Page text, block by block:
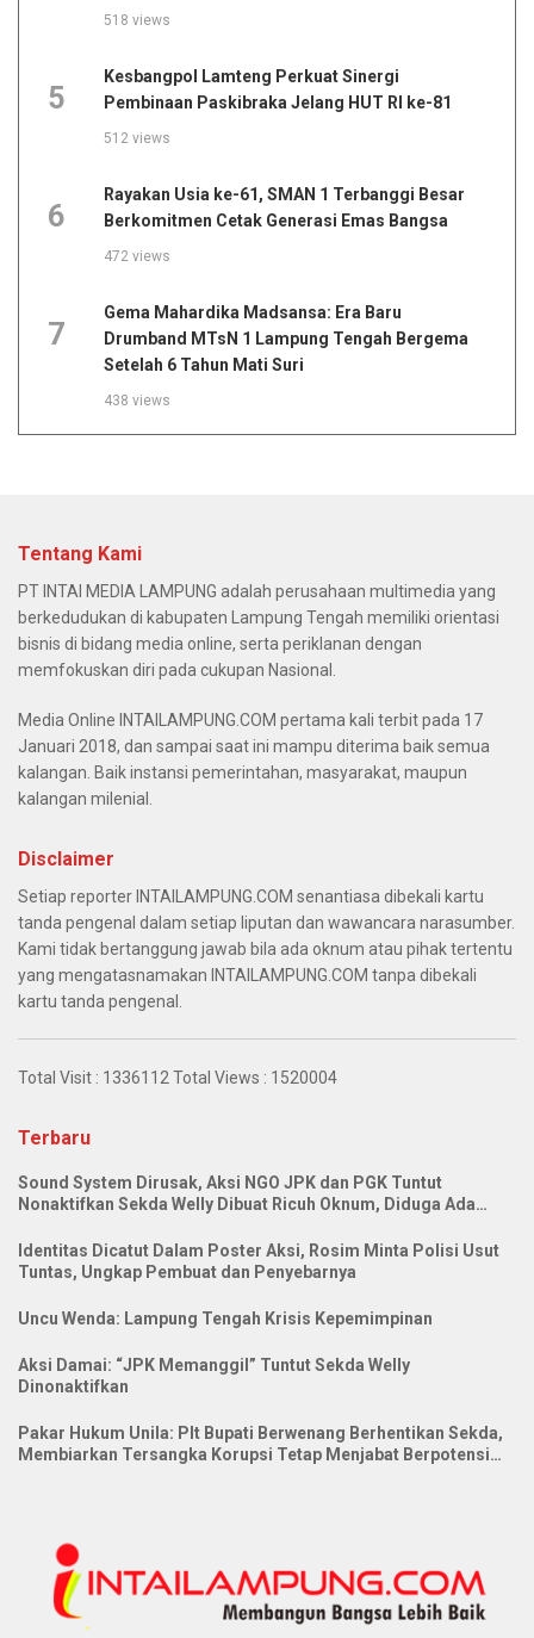
518 views
5
Kesbangpol Lamteng Perkuat Sinergi
Pembinaan Paskibraka Jelang HUT RI ke-81
512 views
6
Rayakan Usia ke-61, SMAN 1 Terbanggi Besar
Berkomitmen Cetak Generasi Emas Bangsa
472 views
7
Gema Mahardika Madsansa: Era Baru
Drumband MTsN 1 Lampung Tengah Bergema
Setelah 6 Tahun Mati Suri
438 views
Tentang Kami
PT INTAI MEDIA LAMPUNG adalah perusahaan multimedia yang
berkedudukan di kabupaten Lampung Tengah memiliki orientasi
bisnis di bidang media online, serta periklanan dengan
memfokuskan diri pada cukupan Nasional.
Media Online INTAILAMPUNG.COM pertama kali terbit pada 17
Januari 2018, dan sampai saat ini mampu diterima baik semua
kalangan. Baik instansi pemerintahan, masyarakat, maupun
kalangan milenial.
Disclaimer
Setiap reporter INTAILAMPUNG.COM senantiasa dibekali kartu
tanda pengenal dalam setiap liputan dan wawancara narasumber.
Kami tidak bertanggung jawab bila ada oknum atau pihak tertentu
yang mengatasnamakan INTAILAMPUNG.COM tanpa dibekali
kartu tanda pengenal.
Total Visit : 1336112 Total Views : 1520004
Terbaru
Sound System Dirusak, Aksi NGO JPK dan PGK Tuntut
Nonaktifkan Sekda Welly Dibuat Ricuh Oknum, Diduga Ada
Identitas Dicatut Dalam Poster Aksi, Rosim Minta Polisi Usut
Tuntas, Ungkap Pembuat dan Penyebarnya
Uncu Wenda: Lampung Tengah Krisis Kepemimpinan
Aksi Damai: “JPK Memanggil” Tuntut Sekda Welly
Dinonaktifkan
Pakar Hukum Unila: Plt Bupati Berwenang Berhentikan Sekda,
Membiarkan Tersangka Korupsi Tetap Menjabat Berpotensi